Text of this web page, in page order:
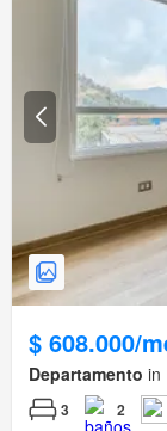
$ 608.000/
Departamento in
3 2